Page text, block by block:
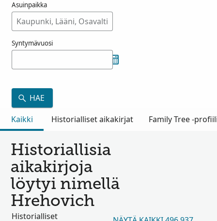
Asuinpaikka
Syntymävuosi
HAE
Kaikki
Historialliset aikakirjat Family Tree -
Historiallisia
aikakirjoja
löytyi nimellä
Hrehovich
Historialliset